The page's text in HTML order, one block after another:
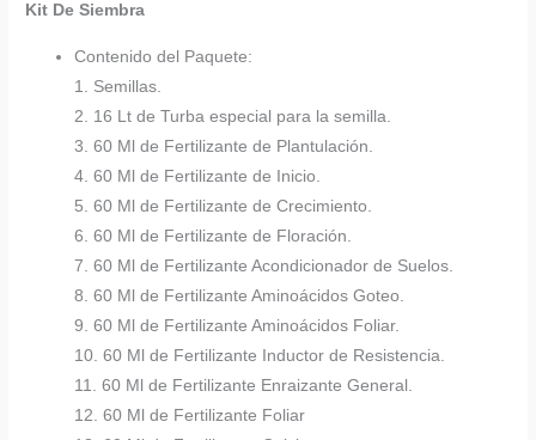
Kit De Siembra
Contenido del Paquete:
1. Semillas.
2. 16 Lt de Turba especial para la semilla.
3. 60 Ml de Fertilizante de Plantulación.
4. 60 Ml de Fertilizante de Inicio.
5. 60 Ml de Fertilizante de Crecimiento.
6. 60 Ml de Fertilizante de Floración.
7. 60 Ml de Fertilizante Acondicionador de Suelos.
8. 60 Ml de Fertilizante Aminoácidos Goteo.
9. 60 Ml de Fertilizante Aminoácidos Foliar.
10. 60 Ml de Fertilizante Inductor de Resistencia.
11. 60 Ml de Fertilizante Enraizante General.
12. 60 Ml de Fertilizante Foliar